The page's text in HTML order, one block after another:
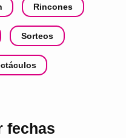
Rincones
Sorteos
fechas